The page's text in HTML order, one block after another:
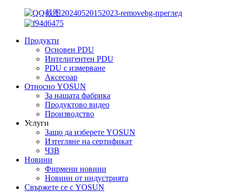
Продукти
Основен PDU
Интелигентен PDU
PDU с измерване
Аксесоар
Относно YOSUN
За нашата фабрика
Продуктово видео
Производство
Услуги
Защо да изберете YOSUN
Изтегляне на сертификат
ЧЗВ
Новини
Фирмени новини
Новини от индустрията
Свържете се с YOSUN